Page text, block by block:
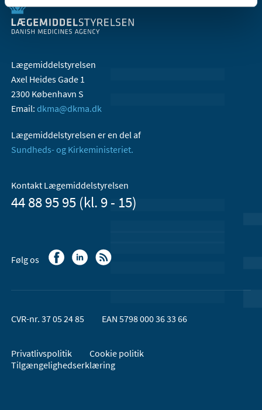
Lægemiddelstyrelsen
Axel Heides Gade 1
2300 København S
Email: dkma@dkma.dk
Lægemiddelstyrelsen er en del af
Sundheds- og Kirkeministeriet.
Kontakt Lægemiddelstyrelsen
44 88 95 95 (kl. 9 - 15)
Følg os
CVR-nr. 37 05 24 85 EAN 5798 000 36 33 66
Privatlivspolitik
Cookie politik
Tilgængelighedserklæring